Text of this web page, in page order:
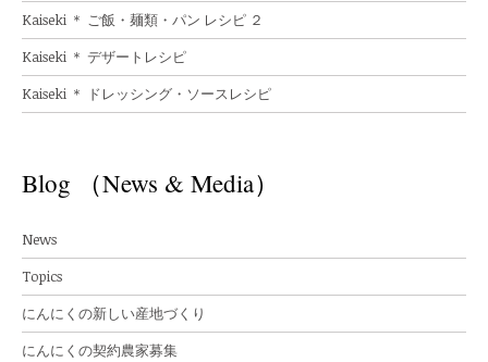
Kaiseki ＊ ご飯・麺類・パン レシピ ２
Kaiseki ＊ デザートレシピ
Kaiseki ＊ ドレッシング・ソースレシピ
Blog （News & Media）
News
Topics
にんにくの新しい産地づくり
にんにくの契約農家募集